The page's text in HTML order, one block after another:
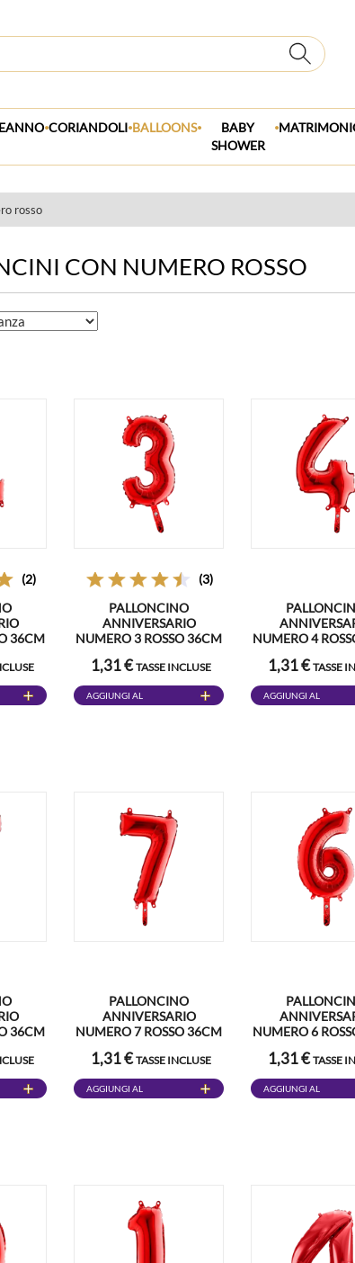
.CORIANDOLI.BALLOONS.
BABY
SHOWER
.
rosso
CON NUMERO ROSSO
(2)
36CM
(3)
PALLONCINO
ANNIVERSARIO
NUMERO 3 ROSSO 36CM
1,31 €TASSE INCLUSE
AGGIUNGI AL
NUMERO 4
1,31 €TASSE
AGGIUNGI AL
36CM
PALLONCINO
ANNIVERSARIO
NUMERO 7 ROSSO 36CM
1,31 €TASSE INCLUSE
AGGIUNGI AL
NUMERO 6
1,31 €TASSE
AGGIUNGI AL